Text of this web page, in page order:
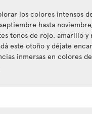
los colores intensos
hasta
tonos de rojo, amarillo y
este otoño y déjate
inmersas en colores